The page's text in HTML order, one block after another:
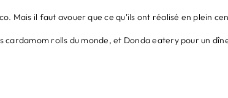
Mais il faut avouer que ce qu'ils ont réalisé en plein
rolls du monde, et Donda eatery pour un